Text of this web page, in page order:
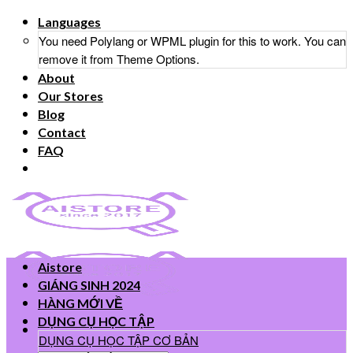
Skip
content
Languages
You need Polylang or WPML plugin for this to work. You can
remove it from Theme Options.
About
Our Stores
Blog
Contact
FAQ
Aistore
GIÁNG SINH 2024
HÀNG MỚI VỀ
DỤNG CỤ HỌC TẬP
DỤNG CỤ HỌC TẬP CƠ BẢN